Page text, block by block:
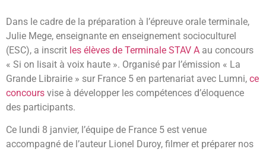
Dans le cadre de la préparation à l’épreuve orale terminale,
Julie Mege, enseignante en enseignement socioculturel
(ESC), a inscrit les élèves de Terminale STAV A au concours
« Si on lisait à voix haute ». Organisé par l’émission « La
Grande Librairie » sur France 5 en partenariat avec Lumni, ce
concours vise à développer les compétences d’éloquence
des participants.
Ce lundi 8 janvier, l’équipe de France 5 est venue
accompagné de l’auteur Lionel Duroy, filmer et préparer nos